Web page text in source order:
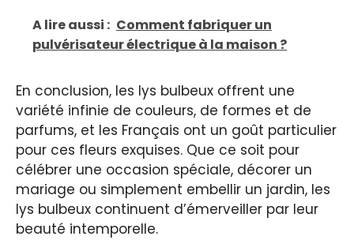
A lire aussi : Comment fabriquer un
pulvérisateur électrique à la maison ?
En conclusion, les lys bulbeux offrent une
variété infinie de couleurs, de formes et de
parfums, et les Français ont un goût particulier
pour ces fleurs exquises. Que ce soit pour
célébrer une occasion spéciale, décorer un
mariage ou simplement embellir un jardin, les
lys bulbeux continuent d’émerveiller par leur
beauté intemporelle.